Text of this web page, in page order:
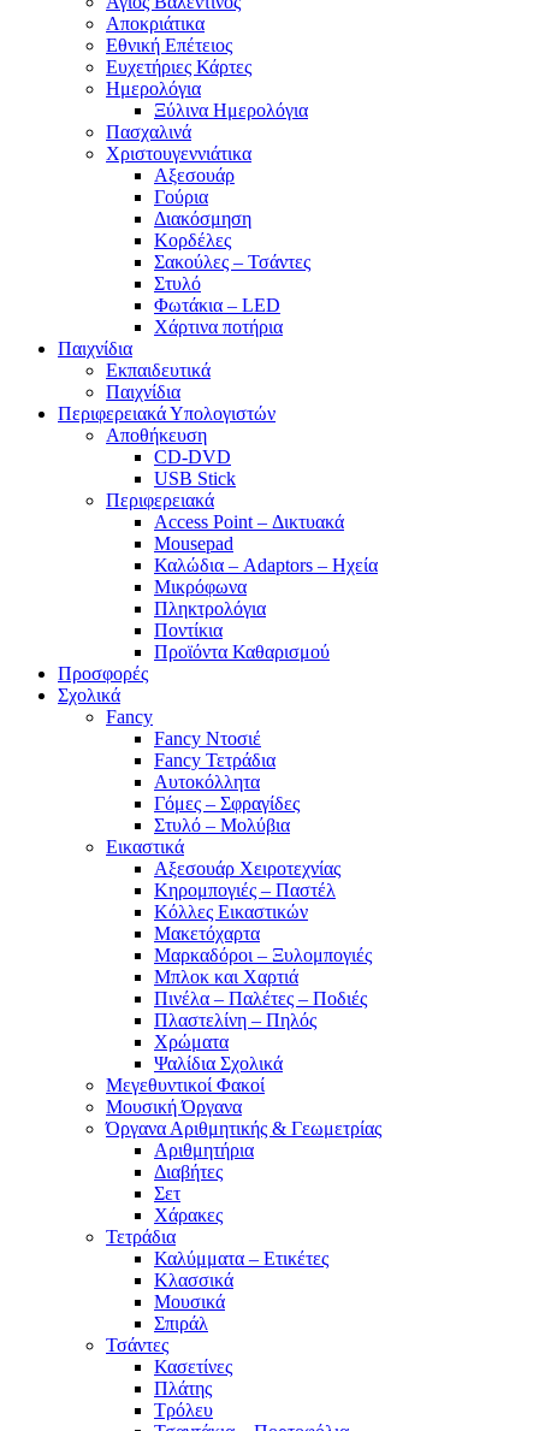
Αποκριάτικα
Εθνική Επέτειος
Ευχετήριες Κάρτες
Ημερολόγια
Ξύλινα Ημερολόγια
Πασχαλινά
Χριστουγεννιάτικα
Αξεσουάρ
Γούρια
Διακόσμηση
Κορδέλες
Σακούλες – Τσάντες
Στυλό
Φωτάκια – LED
Χάρτινα ποτήρια
Παιχνίδια
Εκπαιδευτικά
Παιχνίδια
Περιφερειακά Υπολογιστών
Αποθήκευση
CD-DVD
USB Stick
Περιφερειακά
Access Point – Δικτυακά
Mousepad
Καλώδια – Adaptors – Ηχεία
Μικρόφωνα
Πληκτρολόγια
Ποντίκια
Προϊόντα Καθαρισμού
Προσφορές
Σχολικά
Fancy
Fancy Ντοσιέ
Fancy Τετράδια
Αυτοκόλλητα
Γόμες – Σφραγίδες
Στυλό – Μολύβια
Εικαστικά
Αξεσουάρ Χειροτεχνίας
Κηρομπογιές – Παστέλ
Κόλλες Εικαστικών
Μακετόχαρτα
Μαρκαδόροι – Ξυλομπογιές
Μπλοκ και Χαρτιά
Πινέλα – Παλέτες – Ποδιές
Πλαστελίνη – Πηλός
Χρώματα
Ψαλίδια Σχολικά
Μεγεθυντικοί Φακοί
Μουσική Όργανα
Όργανα Αριθμητικής & Γεωμετρίας
Αριθμητήρια
Διαβήτες
Σετ
Χάρακες
Τετράδια
Καλύμματα – Ετικέτες
Κλασσικά
Μουσικά
Σπιράλ
Τσάντες
Κασετίνες
Πλάτης
Τρόλευ